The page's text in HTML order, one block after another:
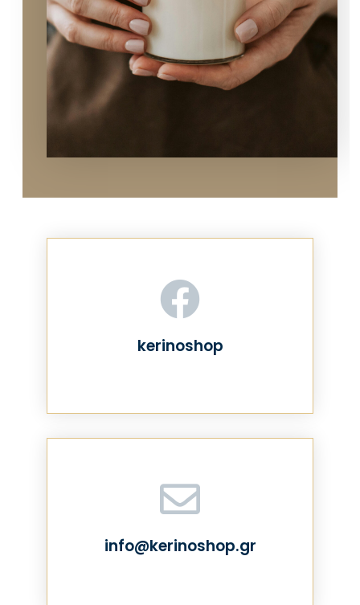
kerinoshop
info@kerinoshop.gr